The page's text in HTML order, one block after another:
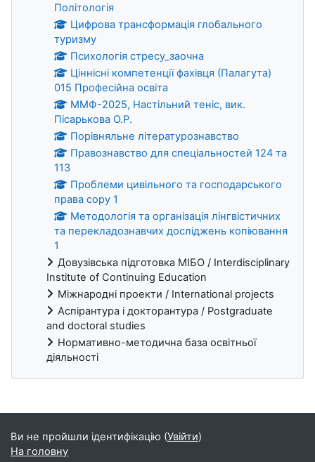
Політологія
Цифрова трансформація глобального
туризму
Психологія стресу_заочна
Ціннісні компетенції фахівця (Палагута)
015 Професійна освіта
ММФ-2025, Настільний теніс, вик.
Пісарькова О.Р.
Порівняльне літературознавство
Правознавство для спеціальностей 124 та
113
Проблеми цивільного та господарського
права copy 1
Методологія та організація лінгвістичних
та перекладознавчих досліджень копіювання
1
Довузівська підготовка МІБО / Interdisciplinary
Institute of Continuing Education
Міжнародні проекти / International projects
Аспірантура і докторантура / Postgraduate
and doctoral studies
Нормативно-методична база освітньої
діяльності
Блоки
Ви не пройшли ідентифікацію (Увійти)
На головну